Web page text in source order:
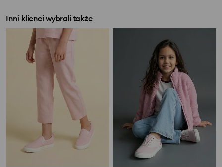
Inni klienci wybrali także